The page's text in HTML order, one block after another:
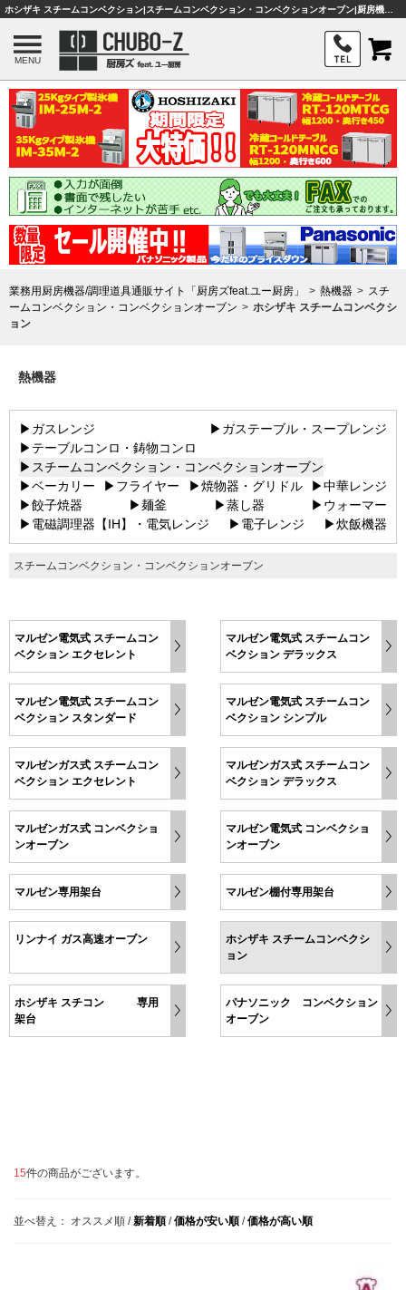
MENU
業務用厨房機器/調理道具通販サイト「厨房ズfeat.ユー厨房」 熱機器
スチ
ームコンベクション・コンベクションオーブン
ホシザキ スチームコンベクシ
ョン
熱機器
▶ガスレンジ
▶ガステーブル・スープレンジ
▶テーブルコンロ・鋳物コンロ
▶スチームコンベクション・コンベクションオーブン
▶ベーカリー
▶フライヤー ▶焼物器・グリドル
▶中華レンジ
▶餃子焼器
▶麺釜 ▶蒸し器
▶ウォーマー
▶電磁調理器【IH】・電気レンジ
▶電子レンジ ▶炊飯機器
スチームコンベクション・コンベクションオーブン
マルゼン電気式 スチームコン
ベクション エクセレント
マルゼン電気式 スチームコン
ベクション デラックス
マルゼン電気式 スチームコン
ベクション スタンダード
マルゼン電気式 スチームコン
ベクション シンプル
マルゼンガス式 スチームコン
ベクション エクセレント
マルゼンガス式 スチームコン
ベクション デラックス
マルゼンガス式 コンベクショ
ンオーブン
マルゼン電気式 コンベクショ
ンオーブン
マルゼン専用架台 マルゼン棚付専用架台
リンナイ ガス高速オーブン
ホシザキ スチームコンベクシ
ョン
ホシザキ スチコン 専用
架台
パナソニック コンベクション
オーブン
15件の商品がございます。
並べ替え： オススメ順 /新着順 /価格が安い順 /価格が高い順